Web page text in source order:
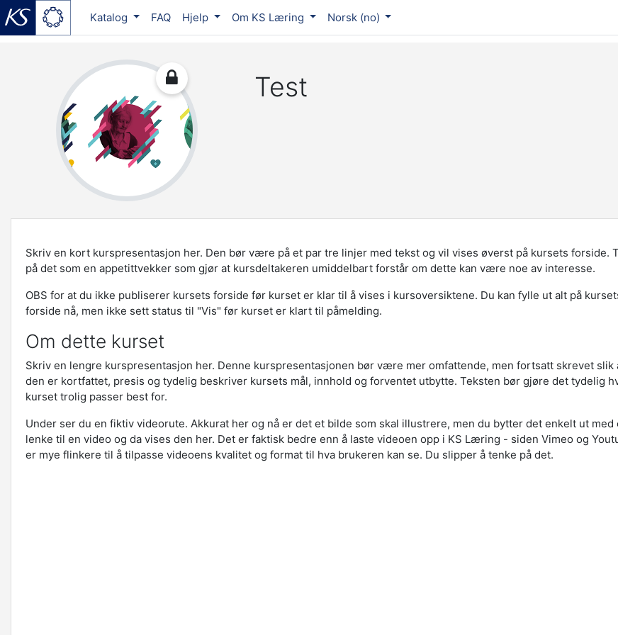
Katalog FAQ Hjelp Om KS Læring Norsk ‎(no)‎
Test
Skriv en kort kurspresentasjon her. Den bør være på et par tre linjer med tekst og vil vises øverst på kursets forside.
på det som en appetittvekker som gjør at kursdeltakeren umiddelbart forstår om dette kan være noe av interesse.
OBS for at du ikke publiserer kursets forside før kurset er klar til å vises i kursoversiktene. Du kan fylle ut alt på
forside nå, men ikke sett status til "Vis" før kurset er klart til påmelding.
Om dette kurset
Skriv en lengre kurspresentasjon her. Denne kurspresentasjonen bør være mer omfattende, men fortsatt skrevet slik
den er kortfattet, presis og tydelig beskriver kursets mål, innhold og forventet utbytte. Teksten bør gjøre det tydelig
kurset trolig passer best for.
Under ser du en fiktiv videorute. Akkurat her og nå er det et bilde som skal illustrere, men du bytter det enkelt ut med
lenke til en video og da vises den her. Det er faktisk bedre enn å laste videoen opp i KS Læring - siden Vimeo og
er mye flinkere til å tilpasse videoens kvalitet og format til hva brukeren kan se. Du slipper å tenke på det.